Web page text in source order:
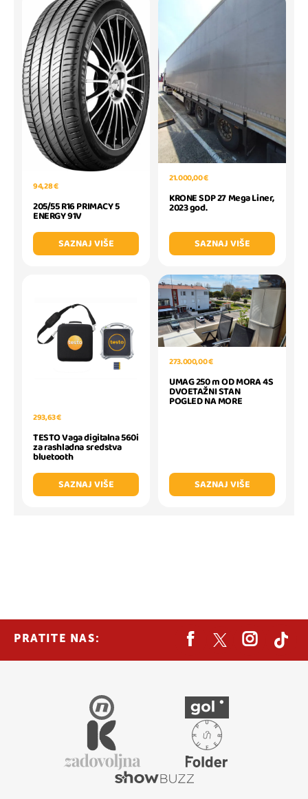
94,28 €
205/55 R16 PRIMACY 5
ENERGY 91V
SAZNAJ VIŠE
21.000,00 €
KRONE SDP 27 Mega Liner,
2023 god.
SAZNAJ VIŠE
293,63 €
TESTO Vaga digitalna 560i
za rashladna sredstva
bluetooth
SAZNAJ VIŠE
273.000,00 €
UMAG 250 m OD MORA 4S
DVOETAŽNI STAN
POGLED NA MORE
SAZNAJ VIŠE
PRATITE NAS: